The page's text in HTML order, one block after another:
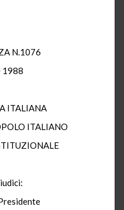
N.1076
1988
ITALIANA
ITALIANO